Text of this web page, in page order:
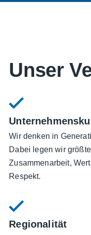
Unser
Wir denken in
Dabei legen wir
Zusammenarbeit,
Respekt.
Regionalität